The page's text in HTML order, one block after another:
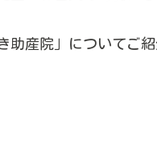
助産院」についてご紹